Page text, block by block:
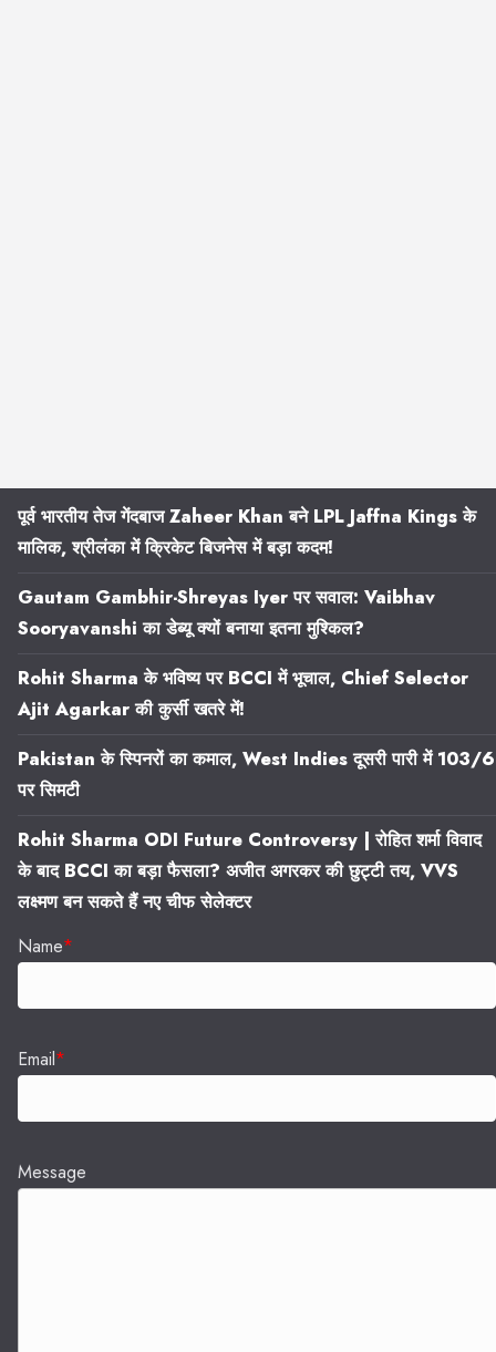
पूर्व भारतीय तेज गेंदबाज Zaheer Khan बने LPL Jaffna Kings के
मालिक, श्रीलंका में क्रिकेट बिजनेस में बड़ा कदम!
Gautam Gambhir-Shreyas Iyer पर सवाल: Vaibhav
Sooryavanshi का डेब्यू क्यों बनाया इतना मुश्किल?
Rohit Sharma के भविष्य पर BCCI में भूचाल, Chief Selector
Ajit Agarkar की कुर्सी खतरे में!
Pakistan के स्पिनरों का कमाल, West Indies दूसरी पारी में 103/6
पर सिमटी
Rohit Sharma ODI Future Controversy | रोहित शर्मा विवाद
के बाद BCCI का बड़ा फैसला? अजीत अगरकर की छुट्टी तय, VVS
लक्ष्मण बन सकते हैं नए चीफ सेलेक्टर
Name*
Email*
Message